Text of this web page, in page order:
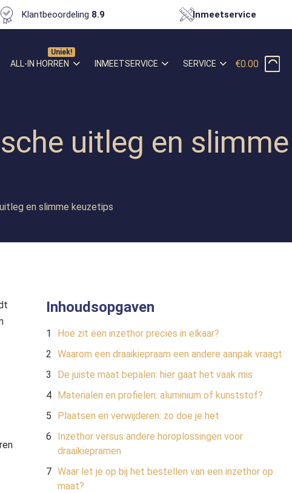
Klantbeoordeling 8.9 Inmeetservice
ALL-IN HORREN INMEETSERVICE SERVICE €0.00
uitleg en slimme
en slimme keuzetips
Inhoudsopgaven
Hoe zit een inzethor precies in elkaar?
Waarom een draaikiepraam een andere aanpak vraagt
De juiste maat bepalen: hier gaat het vaak mis
Materialen en profielen: aluminium of kunststof?
Plaatsen en verwijderen: zo doe je het
Inzethor versus andere horoplossingen voor
draaikiepramen
Waar let je op bij het bestellen van een inzethor op
maat?